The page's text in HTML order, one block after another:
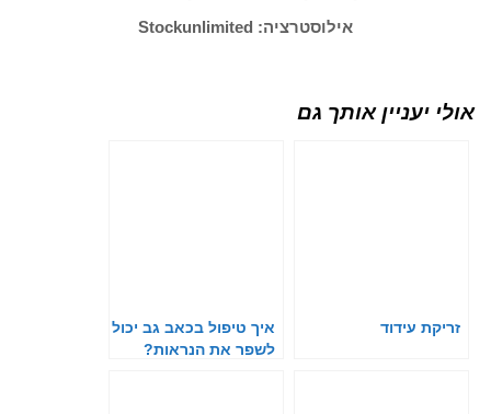
אילוסטרציה: Stockunlimited
אולי יעניין אותך גם
זריקת עידוד
איך טיפול בכאב גב יכול
לשפר את הנראות?